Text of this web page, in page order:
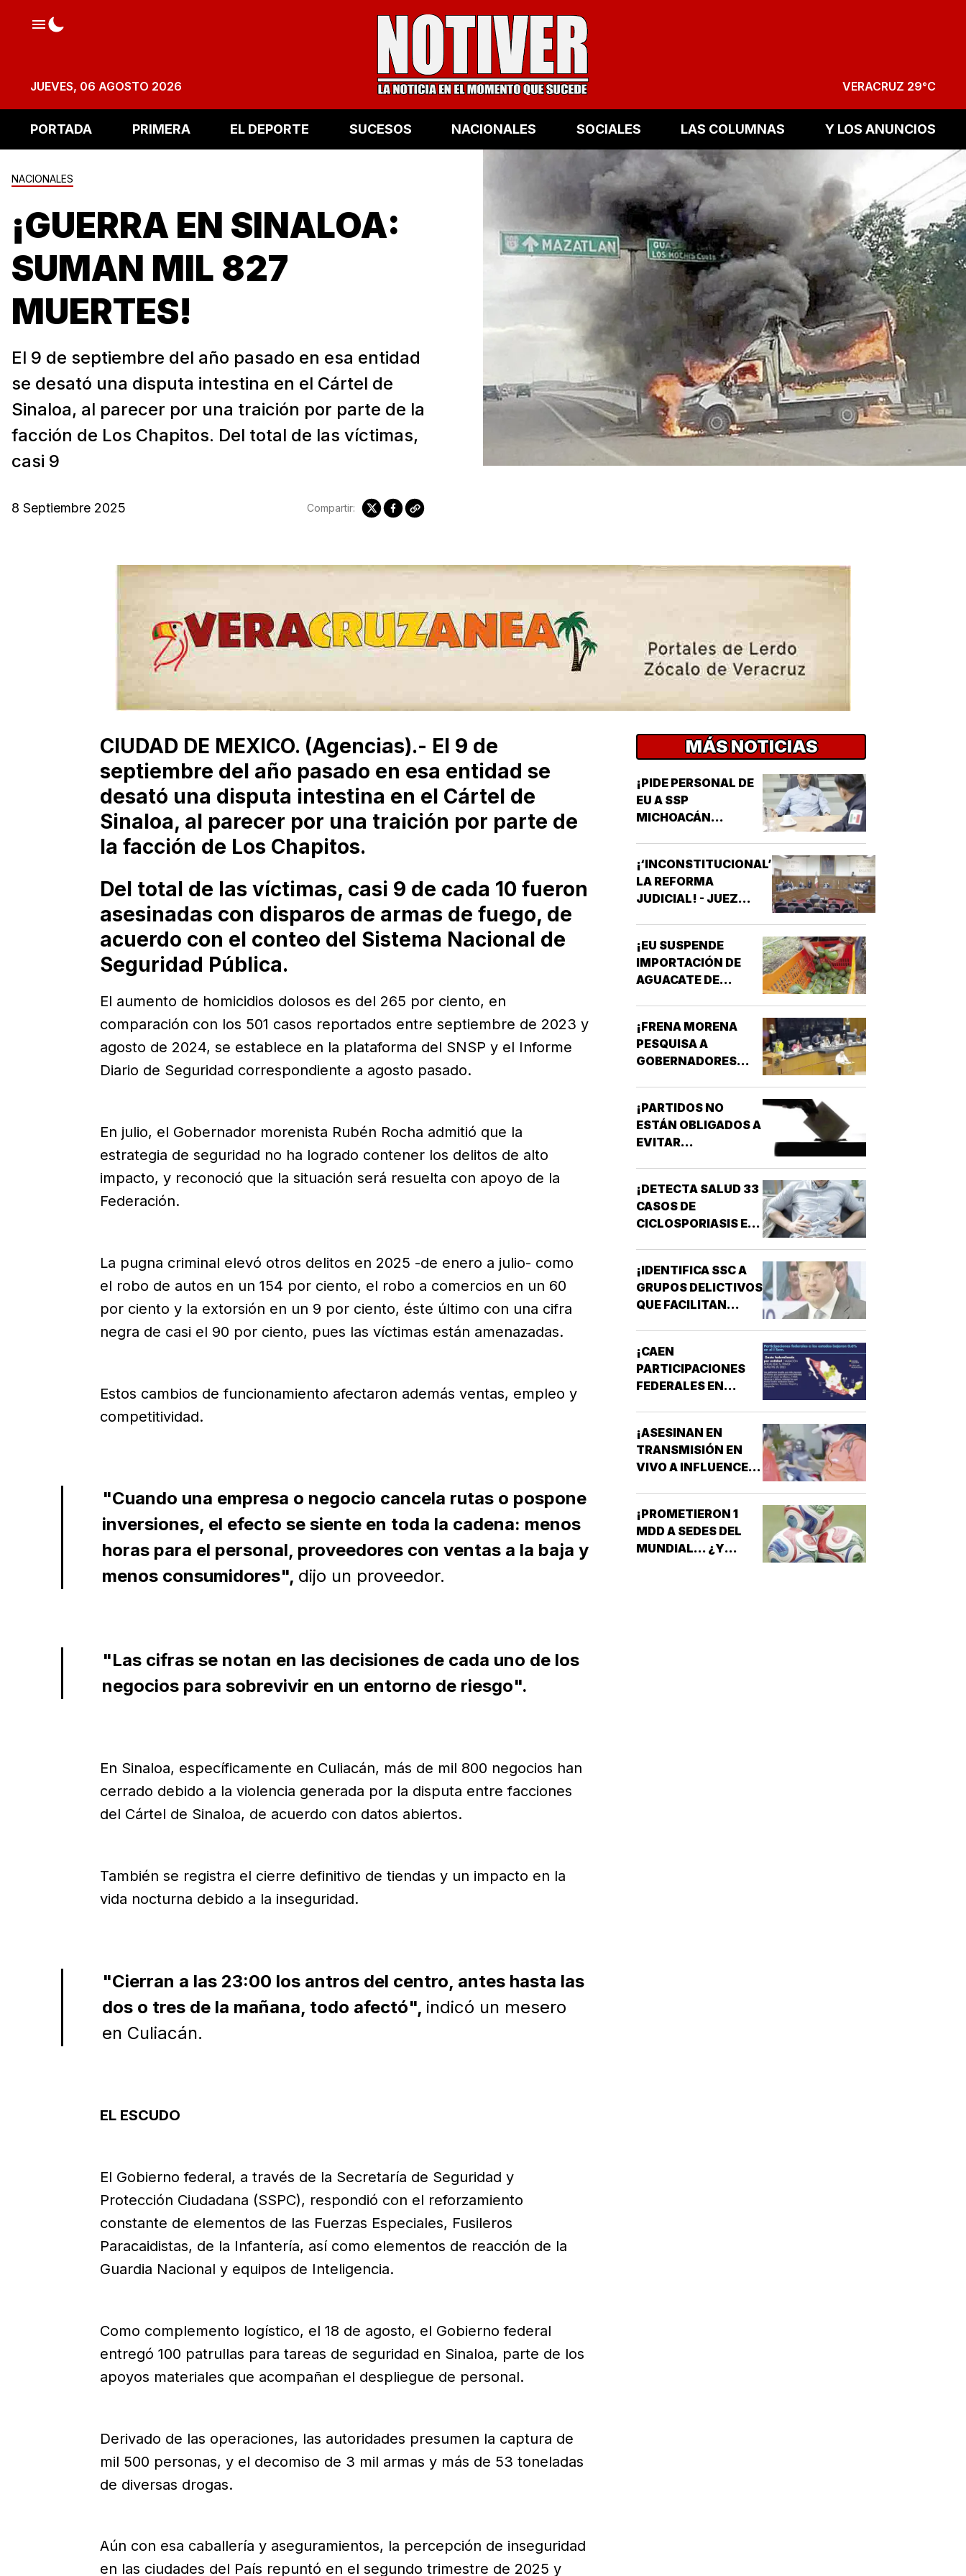
JUEVES, 06 AGOSTO 2026 VERACRUZ 29°C
PORTADA PRIMERA EL DEPORTE SUCESOS NACIONALES SOCIALES LAS COLUMNAS Y LOS ANUNCIOS
NACIONALES
¡GUERRA EN SINALOA:
SUMAN MIL 827
MUERTES!
El 9 de septiembre del año pasado en esa entidad
se desató una disputa intestina en el Cártel de
Sinaloa, al parecer por una traición por parte de la
facción de Los Chapitos. Del total de las víctimas,
casi 9
8 Septiembre 2025 Compartir:
CIUDAD DE MEXICO. (Agencias).- El 9 de
septiembre del año pasado en esa entidad se
desató una disputa intestina en el Cártel de
Sinaloa, al parecer por una traición por parte de
la facción de Los Chapitos.
Del total de las víctimas, casi 9 de cada 10 fueron
asesinadas con disparos de armas de fuego, de
acuerdo con el conteo del Sistema Nacional de
Seguridad Pública.
El aumento de homicidios dolosos es del 265 por ciento, en
comparación con los 501 casos reportados entre septiembre de 2023 y
agosto de 2024, se establece en la plataforma del SNSP y el Informe
Diario de Seguridad correspondiente a agosto pasado.
En julio, el Gobernador morenista Rubén Rocha admitió que la
estrategia de seguridad no ha logrado contener los delitos de alto
impacto, y reconoció que la situación será resuelta con apoyo de la
Federación.
La pugna criminal elevó otros delitos en 2025 -de enero a julio- como
el robo de autos en un 154 por ciento, el robo a comercios en un 60
por ciento y la extorsión en un 9 por ciento, éste último con una cifra
negra de casi el 90 por ciento, pues las víctimas están amenazadas.
Estos cambios de funcionamiento afectaron además ventas, empleo y
competitividad.
"Cuando una empresa o negocio cancela rutas o pospone
inversiones, el efecto se siente en toda la cadena: menos
horas para el personal, proveedores con ventas a la baja y
menos consumidores", dijo un proveedor.
"Las cifras se notan en las decisiones de cada uno de los
negocios para sobrevivir en un entorno de riesgo".
En Sinaloa, específicamente en Culiacán, más de mil 800 negocios han
cerrado debido a la violencia generada por la disputa entre facciones
del Cártel de Sinaloa, de acuerdo con datos abiertos.
También se registra el cierre definitivo de tiendas y un impacto en la
vida nocturna debido a la inseguridad.
"Cierran a las 23:00 los antros del centro, antes hasta las
dos o tres de la mañana, todo afectó", indicó un mesero
en Culiacán.
EL ESCUDO
El Gobierno federal, a través de la Secretaría de Seguridad y
Protección Ciudadana (SSPC), respondió con el reforzamiento
constante de elementos de las Fuerzas Especiales, Fusileros
Paracaidistas, de la Infantería, así como elementos de reacción de la
Guardia Nacional y equipos de Inteligencia.
Como complemento logístico, el 18 de agosto, el Gobierno federal
entregó 100 patrullas para tareas de seguridad en Sinaloa, parte de los
apoyos materiales que acompañan el despliegue de personal.
Derivado de las operaciones, las autoridades presumen la captura de
mil 500 personas, y el decomiso de 3 mil armas y más de 53 toneladas
de diversas drogas.
Aún con esa caballería y aseguramientos, la percepción de inseguridad
en las ciudades del País repuntó en el segundo trimestre de 2025 y
MÁS NOTICIAS
¡PIDE PERSONAL DE
EU A SSP
MICHOACÁN
¡‘INCONSTITUCIONAL’
LA REFORMA
JUDICIAL! - JUEZ
¡EU SUSPENDE
IMPORTACIÓN DE
AGUACATE DE
¡FRENA MORENA
PESQUISA A
GOBERNADORES
¡PARTIDOS NO
ESTÁN OBLIGADOS A
EVITAR
¡DETECTA SALUD 33
CASOS DE
CICLOSPORIASIS EN
¡IDENTIFICA SSC A
GRUPOS DELICTIVOS
QUE FACILITAN
¡CAEN
PARTICIPACIONES
FEDERALES EN
¡ASESINAN EN
TRANSMISIÓN EN
VIVO A INFLUENCER
¡PROMETIERON 1
MDD A SEDES DEL
MUNDIAL... ¿Y